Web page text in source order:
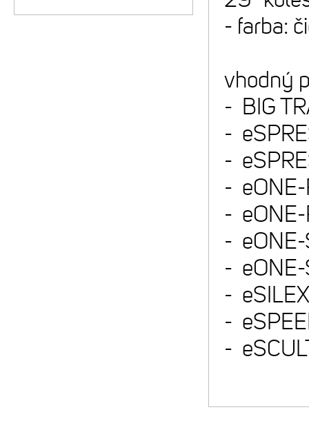
- farba:
vhodný
- BIG
-
-
- eONE-
- eONE-
- eONE-
- eONE-
- eSILEX
-
-